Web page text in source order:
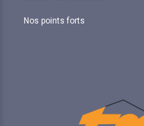
Nos points forts